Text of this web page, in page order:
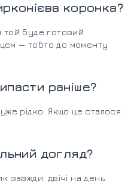
коронка?
той буде готовий
— тобто до моменту
раніше?
рідко. Якщо це сталося
догляд?
завжди: двічі на день.